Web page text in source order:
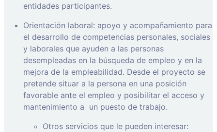
entidades participantes.
Orientación laboral: apoyo y acompañamiento para
el desarrollo de competencias personales, sociales
y laborales que ayuden a las personas
desempleadas en la búsqueda de empleo y en la
mejora de la empleabilidad. Desde el proyecto se
pretende situar a la persona en una posición
favorable ante el empleo y posibilitar el acceso y
mantenimiento a un puesto de trabajo.
Otros servicios que le pueden interesar: